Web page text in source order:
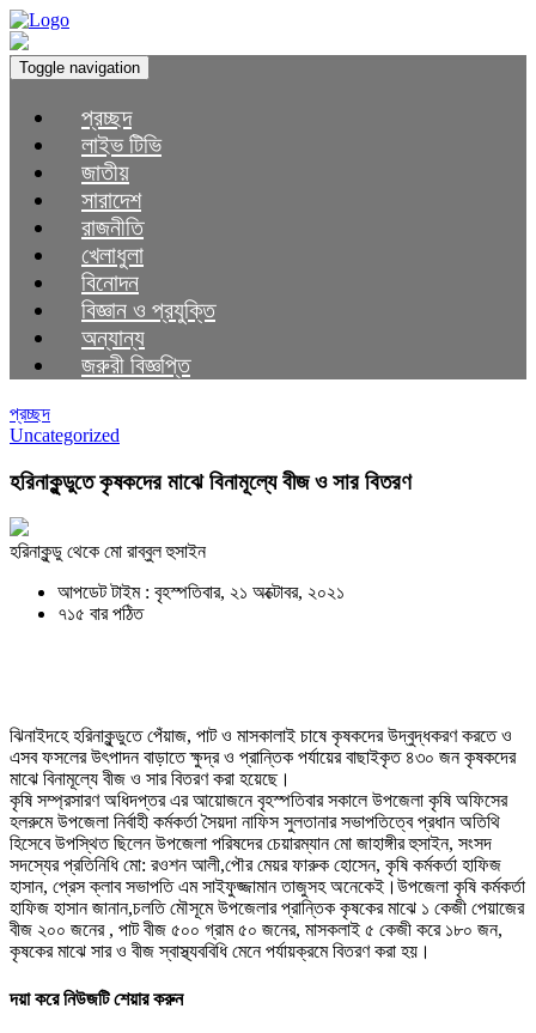
Toggle navigation
প্রচ্ছদ
লাইভ টিভি
জাতীয়
সারাদেশ
রাজনীতি
খেলাধুলা
বিনোদন
বিজ্ঞান ও প্রযুক্তি
অন্যান্য
জরুরী বিজ্ঞপ্তি
প্রচ্ছদ
Uncategorized
হরিনাকুন্ডুতে কৃষকদের মাঝে বিনামূল্যে বীজ ও সার বিতরণ
হরিনাকুন্ডু থেকে মো রাব্বুল হুসাইন
আপডেট টাইম : বৃহস্পতিবার, ২১ অক্টোবর, ২০২১
৭১৫ বার পঠিত
ঝিনাইদহে হরিনাকুন্ডুতে পেঁয়াজ, পাট ও মাসকালাই চাষে কৃষকদের উদ্বুদ্ধকরণ করতে ও
এসব ফসলের উৎপাদন বাড়াতে ক্ষুদ্র ও প্রান্তিক পর্যায়ের বাছাইকৃত ৪৩০ জন কৃষকদের
মাঝে বিনামূল্যে বীজ ও সার বিতরণ করা হয়েছে।
কৃষি সম্প্রসারণ অধিদপ্তর এর আয়োজনে বৃহস্পতিবার সকালে উপজেলা কৃষি অফিসের
হলরুমে উপজেলা নির্বাহী কর্মকর্তা সৈয়দা নাফিস সুলতানার সভাপতিত্বে প্রধান অতিথি
হিসেবে উপস্থিত ছিলেন উপজেলা পরিষদের চেয়ারম্যান মো জাহাঙ্গীর হুসাইন, সংসদ
সদস্যের প্রতিনিধি মো: রওশন আলী,পৌর মেয়র ফারুক হোসেন, কৃষি কর্মকর্তা হাফিজ
হাসান, প্রেস ক্লাব সভাপতি এম সাইফুজ্জামান তাজুসহ অনেকেই।উপজেলা কৃষি কর্মকর্তা
হাফিজ হাসান জানান,চলতি মৌসূমে উপজেলার প্রান্তিক কৃষকের মাঝে ১ কেজী পেয়াজের
বীজ ২০০ জনের , পাট বীজ ৫০০ গ্রাম ৫০ জনের, মাসকলাই ৫ কেজী করে ১৮০ জন,
কৃষকের মাঝে সার ও বীজ স্বাস্থ্যববিধি মেনে পর্যায়ক্রমে বিতরণ করা হয়।
দয়া করে নিউজটি শেয়ার করুন